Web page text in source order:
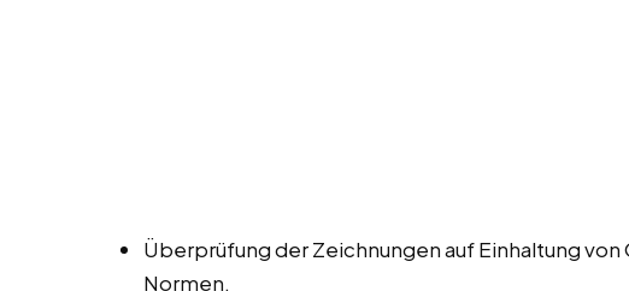
Überprüfung der Zeichnungen auf Einhaltung
Normen.